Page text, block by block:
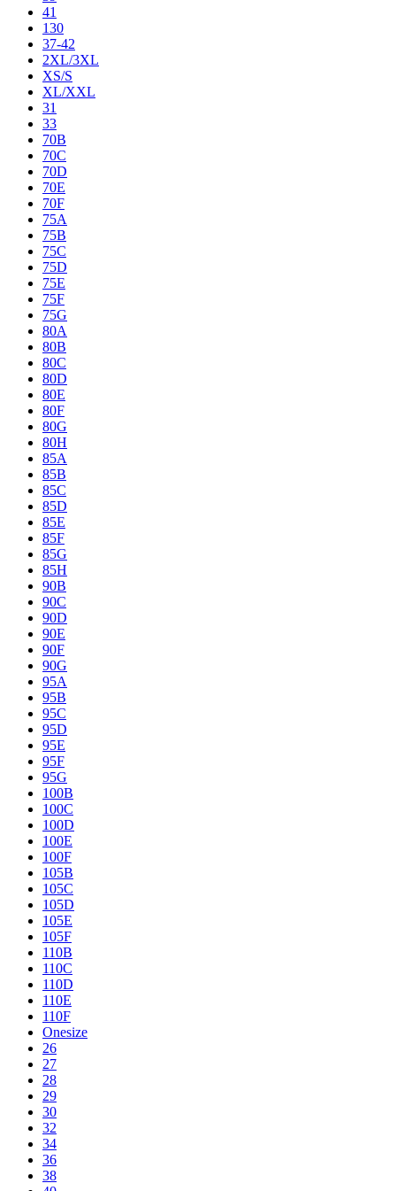
41
130
37-42
2XL/3XL
XS/S
XL/XXL
31
33
70B
70C
70D
70E
70F
75A
75B
75C
75D
75E
75F
75G
80A
80B
80C
80D
80E
80F
80G
80H
85A
85B
85C
85D
85E
85F
85G
85H
90B
90C
90D
90E
90F
90G
95A
95B
95C
95D
95E
95F
95G
100B
100C
100D
100E
100F
105B
105C
105D
105E
105F
110B
110C
110D
110E
110F
Onesize
26
27
28
29
30
32
34
36
38